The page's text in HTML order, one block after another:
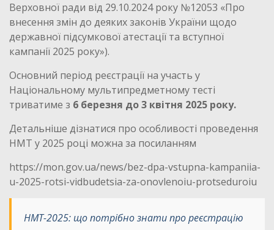
Верховної ради від 29.10.2024 року №12053 «Про
внесення змін до деяких законів України щодо
державної підсумкової атестації та вступної
кампанії 2025 року»).
Основний період реєстрації на участь у
Національному мультипредметному тесті
триватиме з 6 березня до 3 квітня 2025 року.
Детальніше дізнатися про особливості проведення
НМТ у 2025 році можна за посиланням
https://mon.gov.ua/news/bez-dpa-vstupna-kampaniia-
u-2025-rotsi-vidbudetsia-za-onovlenoiu-protseduroiu
НМТ-2025: що потрібно знати про реєстрацію